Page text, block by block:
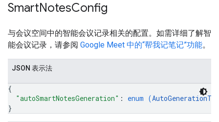
SmartNotesConfig
与会议空间中的智能会议记录相关的配置。如需详细了解智
能会议记录，请参阅 Google Meet 中的“帮我记笔记”功能。
JSON 表示法
{
"autoSmartNotesGeneration" : enum (
}